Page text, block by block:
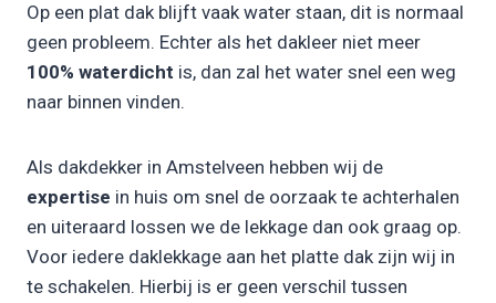
Op een plat dak blijft vaak water staan, dit is normaal
geen probleem. Echter als het dakleer niet meer
100% waterdicht is, dan zal het water snel een weg
naar binnen vinden.
Als dakdekker in Amstelveen hebben wij de
expertise in huis om snel de oorzaak te achterhalen
en uiteraard lossen we de lekkage dan ook graag op.
Voor iedere daklekkage aan het platte dak zijn wij in
te schakelen. Hierbij is er geen verschil tussen